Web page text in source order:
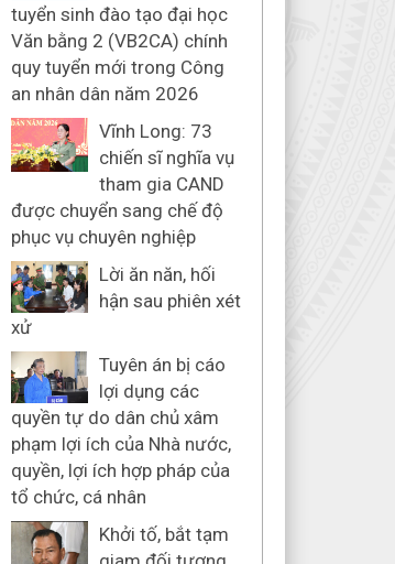
tuyển sinh đào tạo đại học
Văn bằng 2 (VB2CA) chính
quy tuyển mới trong Công
an nhân dân năm 2026
Vĩnh Long: 73
chiến sĩ nghĩa vụ
tham gia CAND
được chuyển sang chế độ
phục vụ chuyên nghiệp
Lời ăn năn, hối
hận sau phiên xét
xử
Tuyên án bị cáo
lợi dụng các
quyền tự do dân chủ xâm
phạm lợi ích của Nhà nước,
quyền, lợi ích hợp pháp của
tổ chức, cá nhân
Khởi tố, bắt tạm